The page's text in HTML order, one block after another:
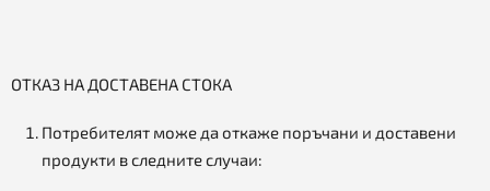
ОТКАЗ НА ДОСТАВЕНА СТОКА
Потребителят може да откаже поръчани и доставени
продукти в следните случаи: